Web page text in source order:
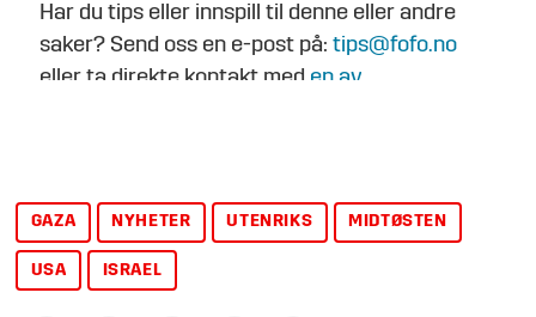
Har du tips eller innspill til denne eller andre
saker? Send oss en e-post på:tips@fofo.no
eller ta direkte kontakt med en av
GAZA NYHETER UTENRIKS MIDTØSTEN
USA ISRAEL